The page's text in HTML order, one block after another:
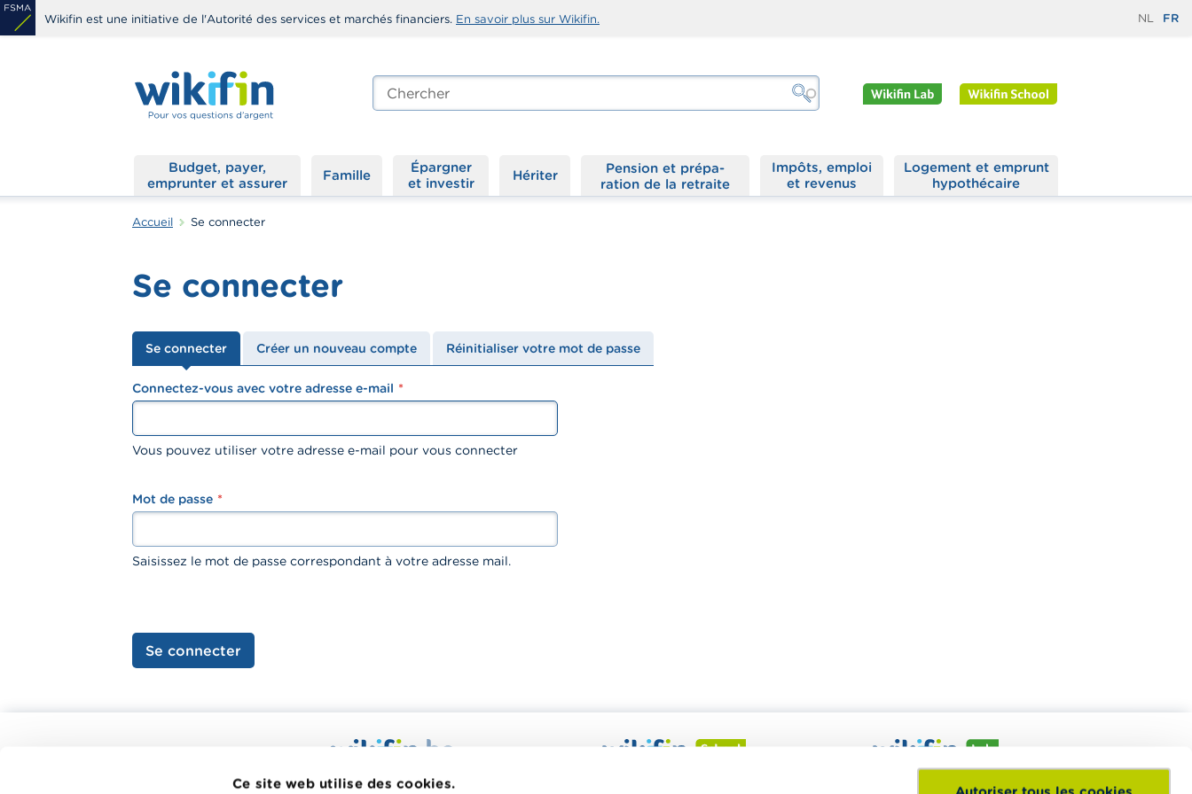
Ce site web utilise des cookies.
Aller
au
Wikifin est une initiative de l'Autorité des services et marchés financiers. En savoir plus sur Wikifin. NL FR
Chercher
edit-
Budget, payer,
emprunter et assurer
Famille
Épargner
et investir
Hériter
Impôts, emploi
et revenus
Logement et emprunt
hypothécaire
Accueil Se connecter
Se connecter
Onglets
principaux
Se connecter Créer un nouveau compte Réinitialiser votre mot de passe
textfield
Connectez-vous avec votre adresse e-mail
Vous pouvez utiliser votre adresse e-mail pour vous connecter
password
Mot de passe
Saisissez le mot de passe correspondant à votre adresse mail.
Se connecter
Wikifin.be veut vous aider dans vos